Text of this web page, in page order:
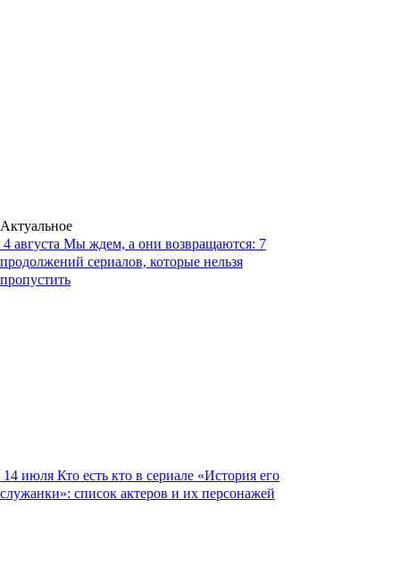
Актуальное
4 августа Мы ждем, а они возвращаются: 7
продолжений сериалов, которые нельзя
пропустить
14 июля Кто есть кто в сериале «История его
служанки»: список актеров и их персонажей